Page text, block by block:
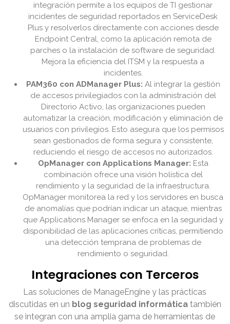
integración permite a los equipos de TI gestionar
incidentes de seguridad reportados en ServiceDesk
Plus y resolverlos directamente con acciones desde
Endpoint Central, como la aplicación remota de
parches o la instalación de software de seguridad.
Mejora la eficiencia del ITSM y la respuesta a
incidentes.
PAM360 con ADManager Plus: Al integrar la gestión
de accesos privilegiados con la administración del
Directorio Activo, las organizaciones pueden
automatizar la creación, modificación y eliminación de
usuarios con privilegios. Esto asegura que los permisos
sean gestionados de forma segura y consistente,
reduciendo el riesgo de accesos no autorizados.
OpManager con Applications Manager: Esta
combinación ofrece una visión holística del
rendimiento y la seguridad de la infraestructura.
OpManager monitorea la red y los servidores en busca
de anomalías que podrían indicar un ataque, mientras
que Applications Manager se enfoca en la seguridad y
disponibilidad de las aplicaciones críticas, permitiendo
una detección temprana de problemas de
rendimiento o seguridad.
Integraciones con Terceros
Las soluciones de ManageEngine y las prácticas
discutidas en un blog seguridad informática también
se integran con una amplia gama de herramientas de